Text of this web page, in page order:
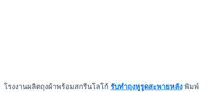
โรงงานผลิตถุงผ้าพร้อมสกรีนโลโก้ รับทำถุงหูรูดสะพายหลัง พิมพ์